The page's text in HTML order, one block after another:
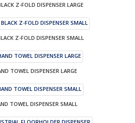
Z-FOLD DISPENSER LARGE
Z-FOLD DISPENSER SMALL
TOWEL DISPENSER LARGE
TOWEL DISPENSER SMALL